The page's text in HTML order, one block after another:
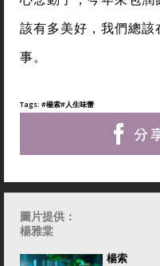
該有多美好，我們總
事。
Tags: #楊索#人生味蕾
圖片提供：
楊雅棠
楊索